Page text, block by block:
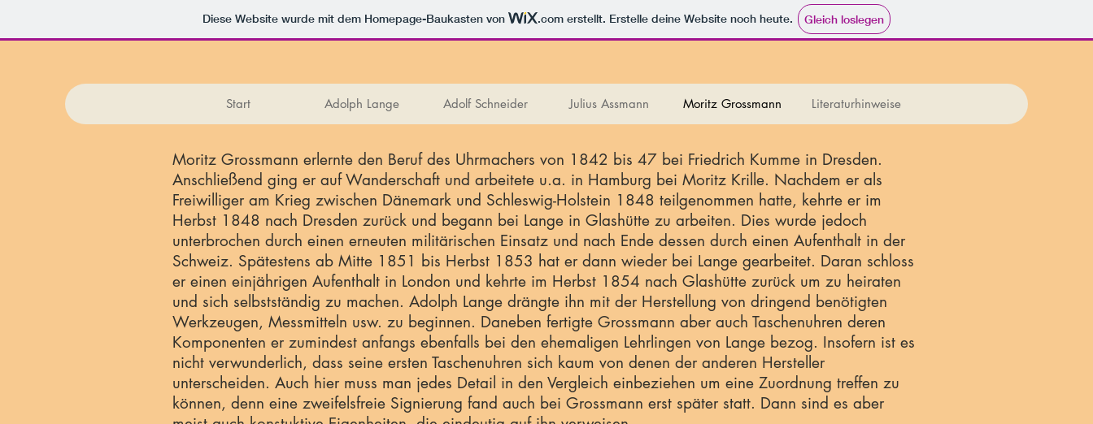
Diese Website wurde mit dem Homepage-Baukasten von .com erstellt. Erstelle deine Website noch heute. Gleich loslegen
Moritz Grossmann erlernte den Beruf des Uhrmachers von 1842 bis 47 bei Friedrich Kumme in Dresden.
Anschließend ging er auf Wanderschaft und arbeitete u.a. in Hamburg bei Moritz Krille. Nachdem er als
Freiwilliger am Krieg zwischen Dänemark und Schleswig-Holstein 1848 teilgenommen hatte, kehrte er im
Herbst 1848 nach Dresden zurück und begann bei Lange in Glashütte zu arbeiten. Dies wurde jedoch
unterbrochen durch einen erneuten militärischen Einsatz und nach Ende dessen durch einen Aufenthalt in der
Schweiz. Spätestens ab Mitte 1851 bis Herbst 1853 hat er dann wieder bei Lange gearbeitet. Daran schloss
er einen einjährigen Aufenthalt in London und kehrte im Herbst 1854 nach Glashütte zurück um zu heiraten
und sich selbstständig zu machen. Adolph Lange drängte ihn mit der Herstellung von dringend benötigten
Werkzeugen, Messmitteln usw. zu beginnen. Daneben fertigte Grossmann aber auch Taschenuhren deren
Komponenten er zumindest anfangs ebenfalls bei den ehemaligen Lehrlingen von Lange bezog. Insofern ist es
nicht verwunderlich, dass seine ersten Taschenuhren sich kaum von denen der anderen Hersteller
unterscheiden. Auch hier muss man jedes Detail in den Vergleich einbeziehen um eine Zuordnung treffen zu
können, denn eine zweifelsfreie Signierung fand auch bei Grossmann erst später statt. Dann sind es aber
Start Adolph Lange Adolf Schneider Julius Assmann Moritz Grossmann Literaturhinweise